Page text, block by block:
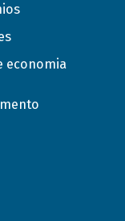
economia